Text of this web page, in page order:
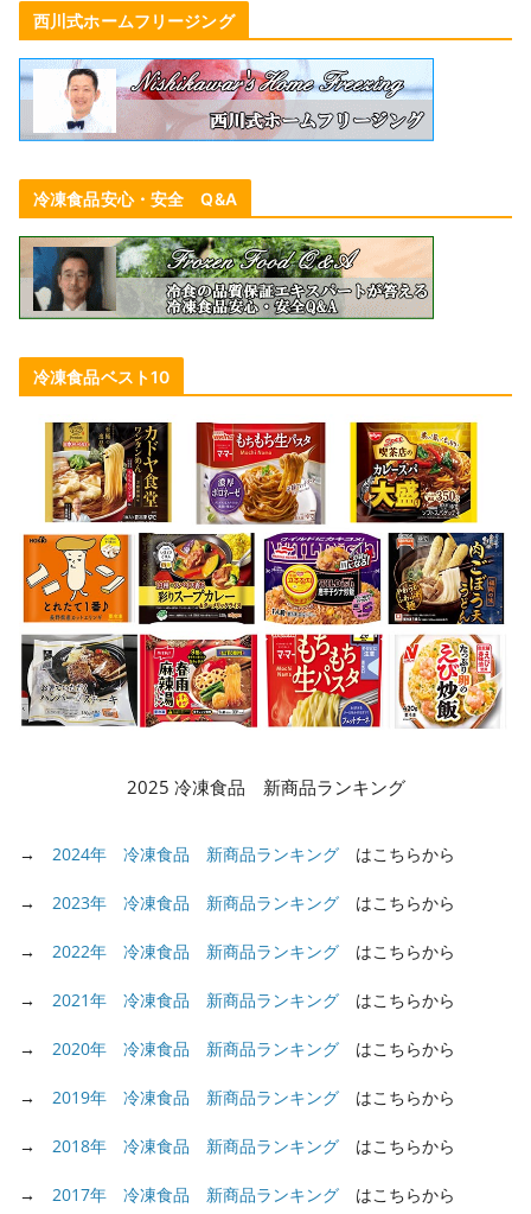
西川式ホームフリージング
冷凍食品安心・安全 Q&A
冷凍食品ベスト10
2025 冷凍食品 新商品ランキング
→ 2024年 冷凍食品 新商品ランキング はこちらから
→ 2023年 冷凍食品 新商品ランキング はこちらから
→ 2022年 冷凍食品 新商品ランキング はこちらから
→ 2021年 冷凍食品 新商品ランキング はこちらから
→ 2020年 冷凍食品 新商品ランキング はこちらから
→ 2019年 冷凍食品 新商品ランキング はこちらから
→ 2018年 冷凍食品 新商品ランキング はこちらから
→ 2017年 冷凍食品 新商品ランキング はこちらから